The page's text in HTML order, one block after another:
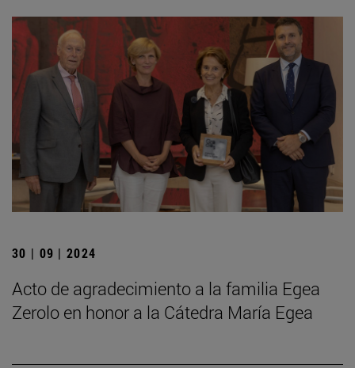
30 | 09 | 2024
Acto de agradecimiento a la familia Egea
Zerolo en honor a la Cátedra María Egea